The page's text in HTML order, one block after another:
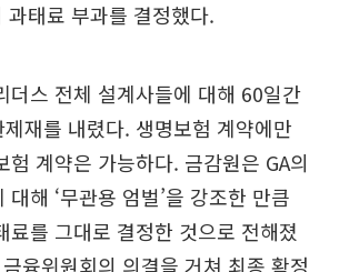
과태료 부과를 결정했다.
더스 전체 설계사들에 대해 60일간
재를 내렸다. 생명보험 계약에만
험 계약은 가능하다. 금감원은 GA의
대해 ‘무관용 엄벌’을 강조한 만큼
료를 그대로 결정한 것으로 전해졌
융위원회의 의결을 거쳐 최종 확정